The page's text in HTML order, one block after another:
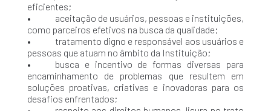
eficientes;
• aceitação de usuários, pessoas e instituições,
como parceiros efetivos na busca da qualidade;
• tratamento digno e responsável aos usuários e
pessoas que atuam no âmbito da Instituição;
• busca e incentivo de formas diversas para
encaminhamento de problemas que resultem em
soluções proativas, criativas e inovadoras para os
desafios enfrentados;